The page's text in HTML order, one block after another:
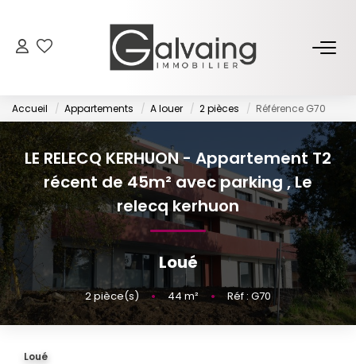
À Vendre
À Louer
PROGRAMMES NEUFS
ESTIMER
GESTION LOCATIVE
Accueil Appartements A louer 2 pièces Référence G70
LE RELECQ KERHUON - Appartement T2
récent de 45m² avec parking,Le
relecq kerhuon
Loué
2pièce(s) • 44m² • Réf : G70
Loué